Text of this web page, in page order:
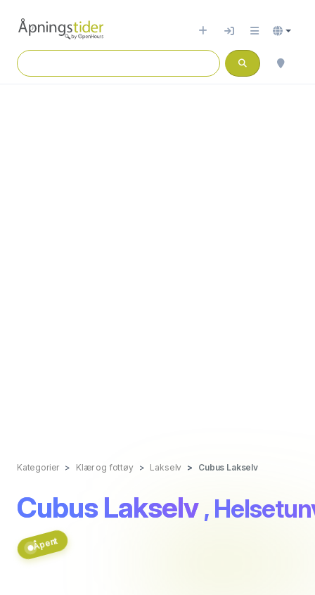
Kategorier Klær og fottøy Lakselv Cubus Lakselv
Cubus Lakselv ,
Åpent